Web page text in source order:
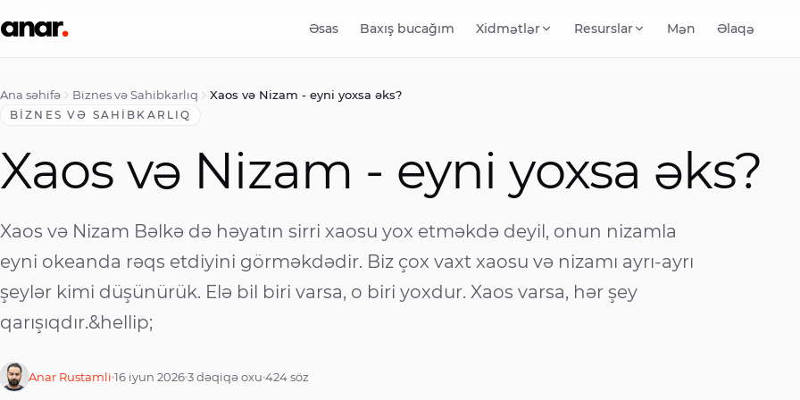
Əsas Baxış bucağım Xidmətlər Resurslar Mən Əlaqə
Ana səhifə Biznes və Sahibkarlıq Xaos və Nizam - eyni yoxsa əks?
BIZNES VƏ SAHIBKARLIQ
Xaos və Nizam - eyni yoxsa əks?
Xaos və Nizam Bəlkə də həyatın sirri xaosu yox etməkdə deyil, onun nizamla
eyni okeanda rəqs etdiyini görməkdədir. Biz çox vaxt xaosu və nizamı ayrı-ayrı
şeylər kimi düşünürük. Elə bil biri varsa, o biri yoxdur. Xaos varsa, hər şey
qarışıqdır.&hellip;
Anar Rustamli 16 iyun 20263 dəqiqə oxu 424söz